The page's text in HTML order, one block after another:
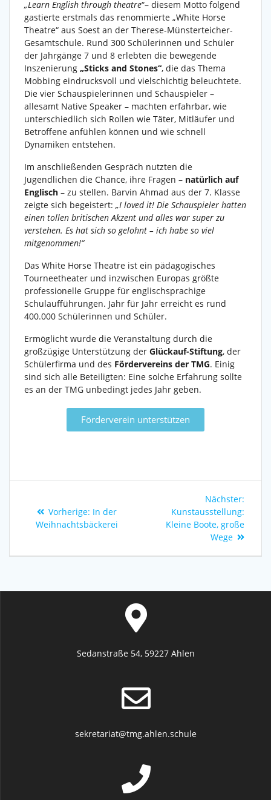
„Learn English through theatre“– diesem Motto folgend
gastierte erstmals das renommierte „White Horse
Theatre“ aus Soest an der Therese-Münsterteicher-
Gesamtschule. Rund 300 Schülerinnen und Schüler
der Jahrgänge 7 und 8 erlebten die bewegende
Inszenierung „Sticks and Stones“, die das Thema
Mobbing eindrucksvoll und vielschichtig beleuchtete.
Die vier Schauspielerinnen und Schauspieler –
allesamt Native Speaker – machten erfahrbar, wie
unterschiedlich sich Rollen wie Täter, Mitläufer und
Betroffene anfühlen können und wie schnell
Dynamiken entstehen.
Im anschließenden Gespräch nutzten die
Jugendlichen die Chance, ihre Fragen – natürlich auf
Englisch – zu stellen. Barvin Ahmad aus der 7. Klasse
zeigte sich begeistert: „I loved it! Die Schauspieler hatten
einen tollen britischen Akzent und alles war super zu
verstehen. Es hat sich so gelohnt – ich habe so viel
mitgenommen!“
Das White Horse Theatre ist ein pädagogisches
Tourneetheater und inzwischen Europas größte
professionelle Gruppe für englischsprachige
Schulaufführungen. Jahr für Jahr erreicht es rund
400.000 Schülerinnen und Schüler.
Ermöglicht wurde die Veranstaltung durch die
großzügige Unterstützung der Glückauf-Stiftung, der
Schülerfirma und des Fördervereins der TMG. Einig
sind sich alle Beteiligten: Eine solche Erfahrung sollte
es an der TMG unbedingt jedes Jahr geben.
Förderverein unterstützen
Vorherige: In der
Weihnachtsbäckerei
Nächster:
Kunstausstellung:
Kleine Boote, große
Wege
Sedanstraße 54, 59227 Ahlen
sekretariat@tmg.ahlen.schule